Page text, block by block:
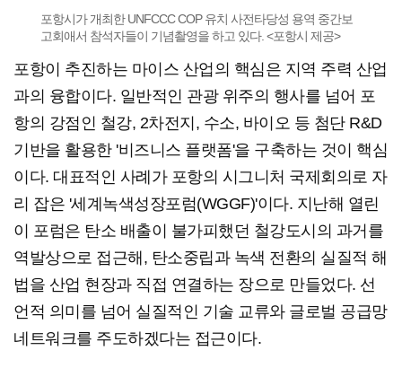
포항시가 개최한 UNFCCC COP 유치 사전타당성 용역 중간보
고회애서 참석자들이 기념촬영을 하고 있다. <포항시 제공>
포항이 추진하는 마이스 산업의 핵심은 지역 주력 산업
과의 융합이다. 일반적인 관광 위주의 행사를 넘어 포
항의 강점인 철강, 2차전지, 수소, 바이오 등 첨단 R&D
기반을 활용한 '비즈니스 플랫폼'을 구축하는 것이 핵심
이다. 대표적인 사례가 포항의 시그니처 국제회의로 자
리 잡은 '세계녹색성장포럼(WGGF)'이다. 지난해 열린
이 포럼은 탄소 배출이 불가피했던 철강도시의 과거를
역발상으로 접근해, 탄소중립과 녹색 전환의 실질적 해
법을 산업 현장과 직접 연결하는 장으로 만들었다. 선
언적 의미를 넘어 실질적인 기술 교류와 글로벌 공급망
네트워크를 주도하겠다는 접근이다.